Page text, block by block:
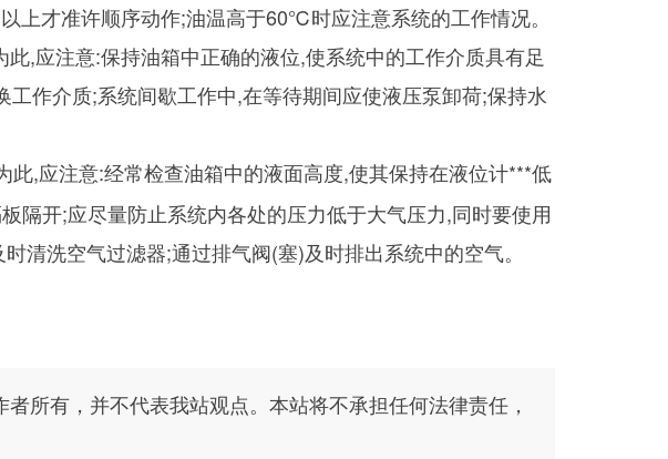
才准许顺序动作;油温高于60℃时应注意系统的工作情况。
应注意:保持油箱中正确的液位,使系统中的工作介质具有足
作介质;系统间歇工作中,在等待期间应使液压泵卸荷;保持水
,应注意:经常检查油箱中的液面高度,使其保持在液位计***低
隔开;应尽量防止系统内各处的压力低于大气压力,同时要使用
清洗空气过滤器;通过排气阀(塞)及时排出系统中的空气。
所有，并不代表我站观点。本站将不承担任何法律责任，